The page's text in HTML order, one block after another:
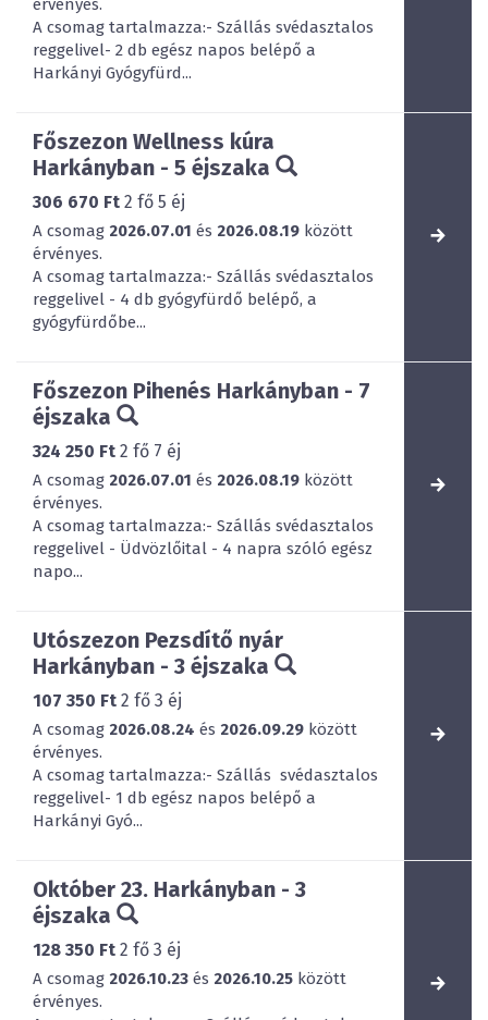
érvényes.
A csomag tartalmazza:- Szállás svédasztalos
reggelivel- 2 db egész napos belépő a
Harkányi Gyógyfürd...
Főszezon Wellness kúra
Harkányban - 5 éjszaka
306 670 Ft 2 fő 5 éj
A csomag 2026.07.01 és 2026.08.19 között
érvényes.
A csomag tartalmazza:- Szállás svédasztalos
reggelivel - 4 db gyógyfürdő belépő, a
gyógyfürdőbe...
Főszezon Pihenés Harkányban - 7
éjszaka
324 250 Ft 2 fő 7 éj
A csomag 2026.07.01 és 2026.08.19 között
érvényes.
A csomag tartalmazza:- Szállás svédasztalos
reggelivel - Üdvözlőital - 4 napra szóló egész
napo...
Utószezon Pezsdítő nyár
Harkányban - 3 éjszaka
107 350 Ft 2 fő 3 éj
A csomag 2026.08.24 és 2026.09.29 között
érvényes.
A csomag tartalmazza:- Szállás svédasztalos
reggelivel- 1 db egész napos belépő a
Harkányi Gyó...
Október 23. Harkányban - 3
éjszaka
128 350 Ft 2 fő 3 éj
A csomag 2026.10.23 és 2026.10.25 között
érvényes.